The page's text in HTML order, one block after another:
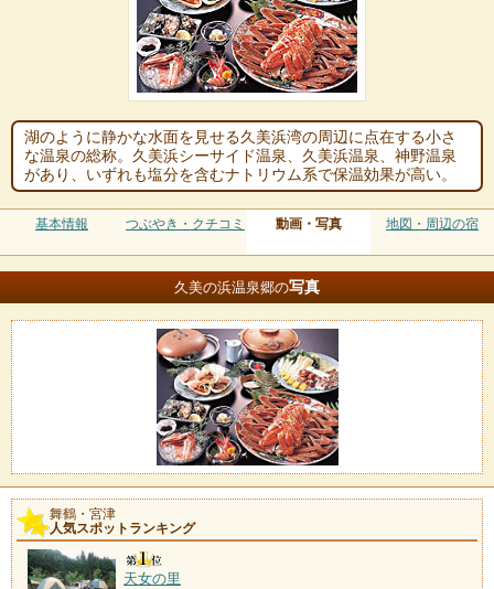
湖のように静かな水面を見せる久美浜湾の周辺に点在する小さ
な温泉の総称。久美浜シーサイド温泉、久美浜温泉、神野温泉
があり、いずれも塩分を含むナトリウム系で保温効果が高い。
基本情報 つぶやき・クチコミ 動画・写真 地図・周辺の宿
久美の浜温泉郷の写真
舞鶴・宮津
人気スポットランキング
天女の里